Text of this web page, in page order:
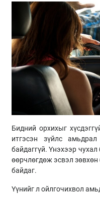
Бидний орхихыг
итгэсэн зүйлс
байдаггүй. Үнэхээр
өөрчлөгдөж эсвэл
байдаг.
Үүнийг л ойлгочихвол